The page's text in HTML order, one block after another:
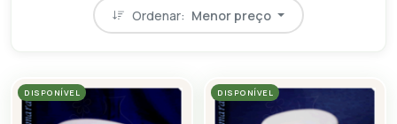
Ordenar: Menor preço
DISPONÍVEL DISPONÍVEL